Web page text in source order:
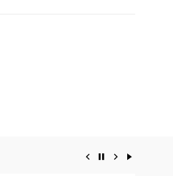
이전 배너
배너 정지다음 배너